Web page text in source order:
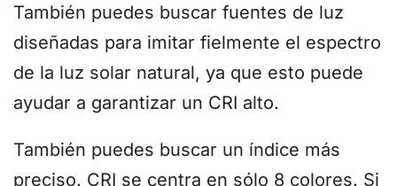
También puedes buscar fuentes de luz
diseñadas para imitar fielmente el espectro
de la luz solar natural, ya que esto puede
ayudar a garantizar un CRI alto.
También puedes buscar un índice más
preciso. CRI se centra en sólo 8 colores. Si